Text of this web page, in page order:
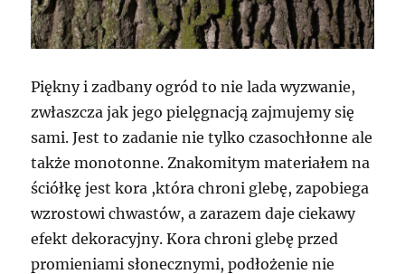
Piękny i zadbany ogród to nie lada wyzwanie,
zwłaszcza jak jego pielęgnacją zajmujemy się
sami. Jest to zadanie nie tylko czasochłonne ale
także monotonne. Znakomitym materiałem na
ściółkę jest kora ,która chroni glebę, zapobiega
wzrostowi chwastów, a zarazem daje ciekawy
efekt dekoracyjny. Kora chroni glebę przed
promieniami słonecznymi, podłożenie nie